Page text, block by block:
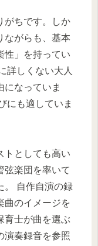
がちです。しか
ながらも、基本
性」を持ってい
詳しくない大人
になっていま
にも適していま
トとしても高い
弦楽団を率いて
。 自作自演の録
曲のイメージを
育士が曲を選ぶ
演奏録音を参照